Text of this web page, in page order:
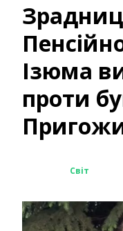
Ізюма
проти
Світ